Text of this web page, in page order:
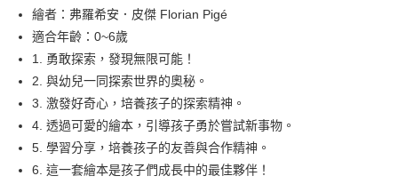
【大哥付你分期使用說明】
1.本服務由台灣大哥大提供，台灣大哥大用戶可立即使用無須另外申請。
2.付款方式選擇「大哥付你分期」，訂單成立後會自動跳轉到大哥付的交易
流程，驗證手機門號後，選擇欲分期的期數、繳款截止日，確認付款後即完
3.實際核准額度、可分期數及費用金額請依後續交易確認頁面所載為準。
4.訂單成立30分鐘內，如未前往確認交易或遇審核未通過，訂單將自動取
消。如遇「轉專審核」未通過狀況，表示未達大哥付你分期系統評分，恕無
法說明評估內容。
【繳款方式說明】
1.分期款項不併入電信帳單，「大哥付你分期」於每月結算日後寄送繳費提
AFTEE先享後付
相關說明
【關於「AFTEE先享後付」】
AFTEE先享後付是「在收到商品之後才付款」的支付方式。 讓您購物簡單
便利好安心！
１．簡單：不需註冊會員、不需綁卡、不需儲值。
２．便利：只要手機號碼，簡訊認證，即可結帳。
３．安心：先確認商品／服務後，再付款。
【「AFTEE先享後付」結帳流程】
ATM付款
運送方式
付款後全家取貨｜8/8-8/14運費優惠，結帳滿499即享免運。
每筆NT$70，滿NT$499(含以上)免運費
繪者：弗羅希安．皮傑 Florian Pigé
適合年齡：0~6歲
1. 勇敢探索，發現無限可能！
2. 與幼兒一同探索世界的奧秘。
3. 激發好奇心，培養孩子的探索精神。
4. 透過可愛的繪本，引導孩子勇於嘗試新事物。
5. 學習分享，培養孩子的友善與合作精神。
6. 這一套繪本是孩子們成長中的最佳夥伴！